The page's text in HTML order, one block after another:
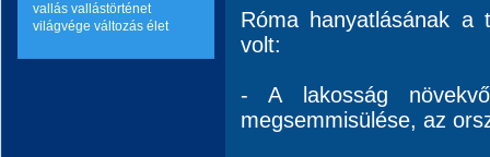
vallás vallástörténet
világvége változás élet
Róma hanyatlásának a
volt:
- A lakosság
megsemmisülése, az